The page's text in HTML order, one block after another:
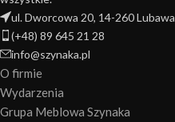
ul. Dworcowa 20, 14-260 Lubawa
(+48) 89 645 21 28
info@szynaka.pl
O firmie
Wydarzenia
Grupa Meblowa Szynaka